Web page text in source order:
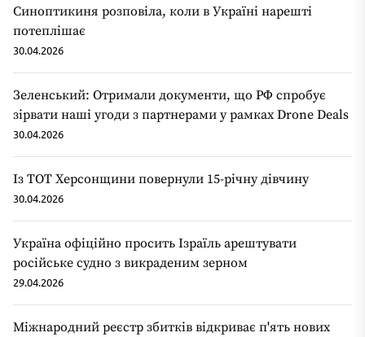
Синоптикиня розповіла, коли в Україні нарешті
потеплішає
30.04.2026
Зеленський: Отримали документи, що РФ спробує
зірвати наші угоди з партнерами у рамках Drone Deals
30.04.2026
Із ТОТ Херсонщини повернули 15-річну дівчину
30.04.2026
Україна офіційно просить Ізраїль арештувати
російське судно з викраденим зерном
29.04.2026
Міжнародний реєстр збитків відкриває п'ять нових